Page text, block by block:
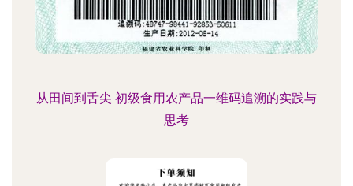
从田间到舌尖 初级食用农产品一维码追溯的实践与
思考